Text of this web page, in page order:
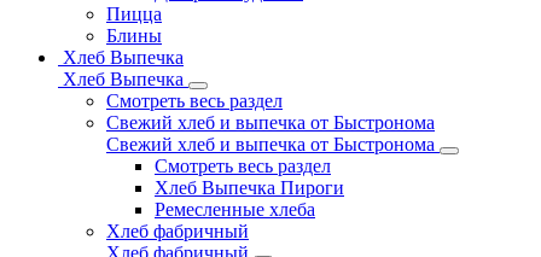
Пицца
Блины
Хлеб Выпечка
Хлеб Выпечка
Смотреть весь раздел
Свежий хлеб и выпечка от Быстронома
Свежий хлеб и выпечка от Быстронома
Смотреть весь раздел
Хлеб Выпечка Пироги
Ремесленные хлеба
Хлеб фабричный
Хлеб фабричный